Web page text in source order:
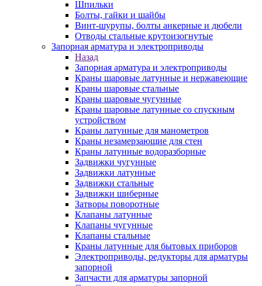
Шпильки
Болты, гайки и шайбы
Винт-шурупы, болты анкерные и дюбели
Отводы стальные крутоизогнутые
Запорная арматура и электроприводы
Назад
Запорная арматура и электроприводы
Краны шаровые латунные и нержавеющие
Краны шаровые стальные
Краны шаровые чугунные
Краны шаровые латунные со спускным
устройством
Краны латунные для манометров
Краны незамерзающие для стен
Краны латунные водоразборные
Задвижки чугунные
Задвижки латунные
Задвижки стальные
Задвижки шиберные
Затворы поворотные
Клапаны латунные
Клапаны чугунные
Клапаны стальные
Краны латунные для бытовых приборов
Электроприводы, редукторы для арматуры
запорной
Запчасти для арматуры запорной